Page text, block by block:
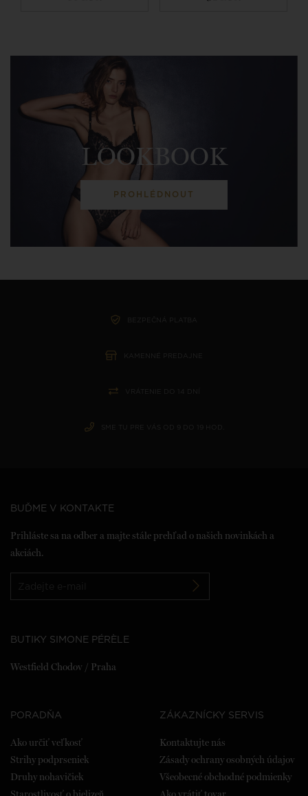
LOOKBOOK
PROHLÉDNOUT
PORADŇA
Ako určiť veľkosť
Strihy podprseniek
Druhy nohavičiek
ZÁKAZNÍCKY SERVIS
Kontaktujte nás
Zásady ochrany osobných údajov
Všeobecné obchodné podmienky
BUĎME V KONTAKTE
Prihláste sa na odber a majte stále prehľad o našich novinkách a
akciách.
BUTIKY SIMONE PÉRÈLE
Westfield Chodov / Praha